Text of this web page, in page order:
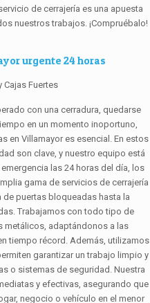
de cerrajería es una apuesta
nuestros trabajos. ¡Compruébalo!
urgente 24 horas
Cajas Fuertes
con una cerradura, quedarse
en un momento inoportuno,
en Villamayor es esencial. En estos
son clave, y nuestro equipo está
las 24 horas del día, los
gama de servicios de cerrajería
de puertas bloqueadas hasta la
Trabajamos con todo tipo de
metálicos, adaptándonos a las
tiempo récord. Además, utilizamos
garantizar un trabajo limpio y
o sistemas de seguridad. Nuestra
y efectivas, asegurando que
negocio o vehículo en el menor